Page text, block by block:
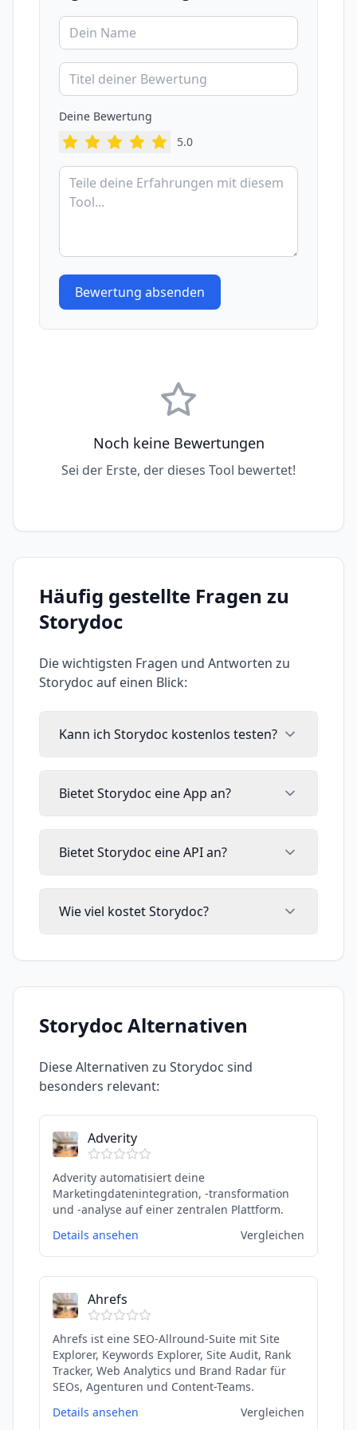
Deine Bewertung
5.0
Bewertung absenden
Noch keine Bewertungen
Sei der Erste, der dieses Tool bewertet!
Häufig gestellte Fragen zu
Storydoc
Die wichtigsten Fragen und Antworten zu
Storydoc auf einen Blick:
Kann ich Storydoc kostenlos testen?
Bietet Storydoc eine App an?
Bietet Storydoc eine API an?
Wie viel kostet Storydoc?
StorydocAlternativen
Diese Alternativen zu Storydoc sind
besonders relevant:
Adverity
Adverity automatisiert deine
Marketingdatenintegration, -transformation
und -analyse auf einer zentralen Plattform.
Details ansehen
Vergleichen
Ahrefs
Ahrefs ist eine SEO-Allround-Suite mit Site
Explorer, Keywords Explorer, Site Audit, Rank
Tracker, Web Analytics und Brand Radar für
SEOs, Agenturen und Content-Teams.
Details ansehen
Vergleichen